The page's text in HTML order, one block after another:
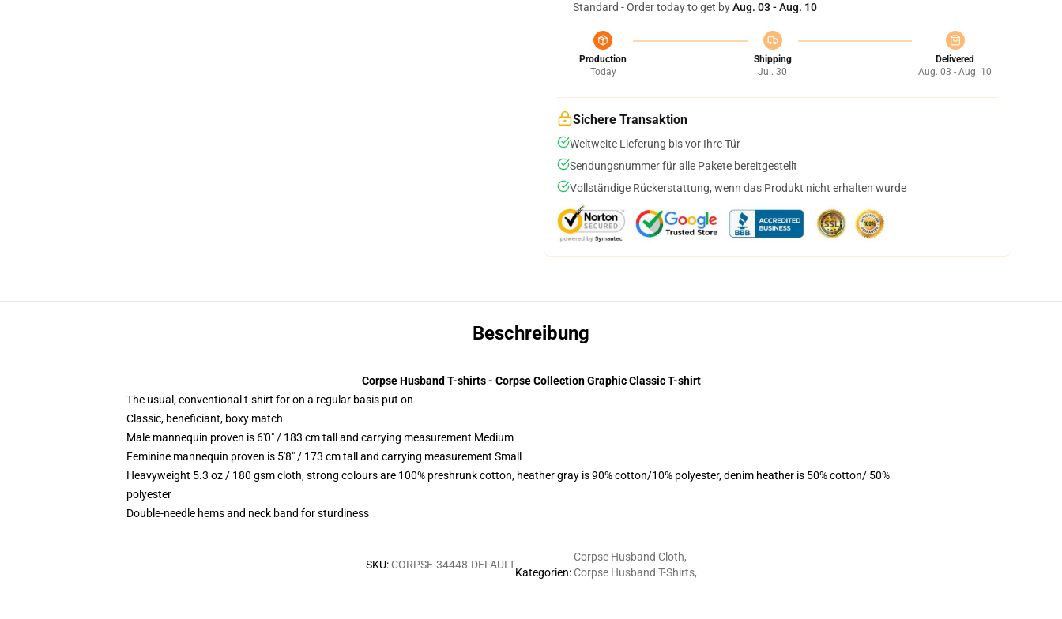
Standard - Order today to get byAug. 03 - Aug. 10
Production
Today
Shipping
Jul. 30
Delivered
Aug. 03 - Aug. 10
Sichere Transaktion
Weltweite Lieferung bis vor Ihre Tür
Sendungsnummer für alle Pakete bereitgestellt
Vollständige Rückerstattung, wenn das Produkt nicht erhalten wurde
Beschreibung
Corpse Husband T-shirts - Corpse Collection Graphic Classic T-shirt
The usual, conventional t-shirt for on a regular basis put on
Classic, beneficiant, boxy match
Male mannequin proven is 6'0" / 183 cm tall and carrying measurement Medium
Feminine mannequin proven is 5'8" / 173 cm tall and carrying measurement Small
Heavyweight 5.3 oz / 180 gsm cloth, strong colours are 100% preshrunk cotton, heather gray is 90% cotton/10% polyester, denim heather is 50% cotton/ 50%
polyester
Double-needle hems and neck band for sturdiness
SKU: CORPSE-34448-DEFAULT
Kategorien:
Corpse Husband Cloth,
Corpse Husband T-Shirts,